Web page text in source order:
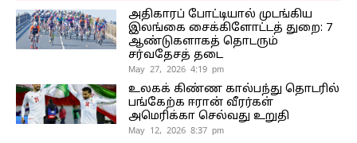
அதிகாரப் போட்டியால் முடங்கிய
இலங்கை சைக்கிளோட்டத் துறை: 7
ஆண்டுகளாகத் தொடரும்
சர்வதேசத் தடை
May 27, 2026 4:19 pm
உலகக் கிண்ண கால்பந்து தொடரில்
பங்கேற்க ஈரான் வீரர்கள்
அமெரிக்கா செல்வது உறுதி
May 12, 2026 8:37 pm